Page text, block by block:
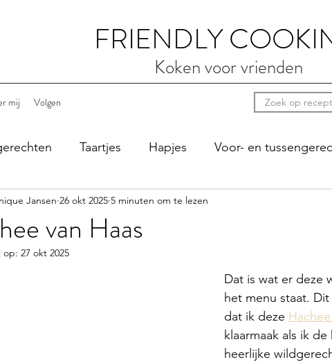
FRIENDLY
Koken voor vrienden
mij Volgen
Taartjes Hapjes Voor- en
Nagerechten Luie zondag Sauzen
van Haas
Jansen 26 okt 2025 5 minuten om te lezen
op: 27 okt 2025
Dat is wat er deze
het menu staat.
dat ik deze
klaarmaak als ik
heerlijke